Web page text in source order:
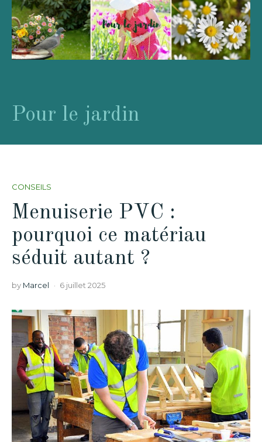
Pour le jardin
CONSEILS
Menuiserie PVC :
pourquoi ce matériau
séduit autant ?
by Marcel 6 juillet 2025